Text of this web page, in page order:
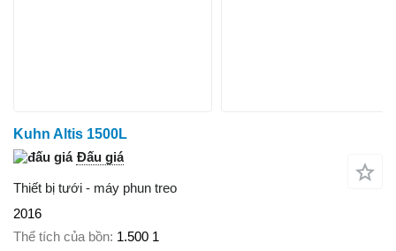
Kuhn Altis 1500L
Đấu giá
Thiết bị tưới - máy phun treo
2016
Thể tích của bồn 1.500 1